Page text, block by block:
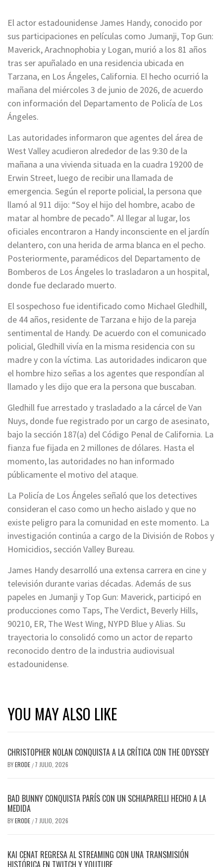
El actor estadounidense James Handy, conocido por
sus participaciones en películas como Jumanji, Top Gun:
Maverick, Arachnophobia y Logan, murió a los 81 años
tras ser apuñalado en una residencia ubicada en
Tarzana, en Los Ángeles, California. El hecho ocurrió la
mañana del miércoles 3 de junio de 2026, de acuerdo
con información del Departamento de Policía de Los
Ángeles.
Las autoridades informaron que agentes del área de
West Valley acudieron alrededor de las 9:30 de la
mañana a una vivienda situada en la cuadra 19200 de
Erwin Street, luego de recibir una llamada de
emergencia. Según el reporte policial, la persona que
llamó al 911 dijo: “Soy el hijo del hombre, acabo de
matar al hombre de pecado”. Al llegar al lugar, los
oficiales encontraron a Handy inconsciente en el jardín
delantero, con una herida de arma blanca en el pecho.
Posteriormente, paramédicos del Departamento de
Bomberos de Los Ángeles lo trasladaron a un hospital,
donde fue declarado muerto.
El sospechoso fue identificado como Michael Gledhill,
de 44 años, residente de Tarzana e hijo de la pareja
sentimental de Handy. De acuerdo con el comunicado
policial, Gledhill vivía en la misma residencia con su
madre y con la víctima. Las autoridades indicaron que
el hombre hizo señas a los agentes que respondían al
llamado y les dijo que era la persona que buscaban.
Gledhill fue arrestado y trasladado a la cárcel de Van
Nuys, donde fue registrado por un cargo de asesinato,
bajo la sección 187(a) del Código Penal de California. La
fianza fue fijada en 2 millones de dólares. Hasta el
momento, las autoridades no han informado
públicamente el motivo del ataque.
La Policía de Los Ángeles señaló que los detectives
consideran el caso como un hecho aislado y que no
existe peligro para la comunidad en este momento. La
investigación continúa a cargo de la División de Robos y
Homicidios, sección Valley Bureau.
James Handy desarrolló una extensa carrera en cine y
televisión durante varias décadas. Además de sus
papeles en Jumanji y Top Gun: Maverick, participó en
producciones como Taps, The Verdict, Beverly Hills,
90210, ER, The West Wing, NYPD Blue y Alias. Su
trayectoria lo consolidó como un actor de reparto
reconocido dentro de la industria audiovisual
estadounidense.
YOU MAY ALSO LIKE
CHRISTOPHER NOLAN CONQUISTA A LA CRÍTICA CON THE ODYSSEY
BYERODE / 7 JULIO, 2026
BAD BUNNY CONQUISTA PARÍS CON UN SCHIAPARELLI HECHO A LA
MEDIDA
BYERODE / 7 JULIO, 2026
KAI CENAT REGRESA AL STREAMING CON UNA TRANSMISIÓN
HISTÓRICA EN TWITCH Y YOUTUBE